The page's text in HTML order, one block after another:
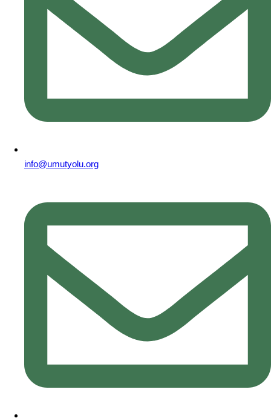
info@umutyolu.org